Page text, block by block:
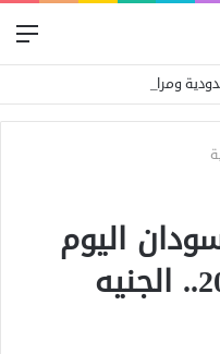
اليوم
السبت 6 مارس 2021.. الجنيه